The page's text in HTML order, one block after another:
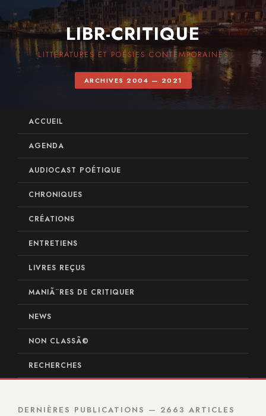
LIBR-CRITIQUE
LITTÉRATURES ET POÉSIES CONTEMPORAINES
ARCHIVES 2004 — 2021
ACCUEIL
AGENDA
AUDIOCAST POÉTIQUE
CHRONIQUES
CRÉATIONS
ENTRETIENS
LIVRES REÇUS
MANIÃ¨RES DE CRITIQUER
NEWS
NON CLASSÃ©
RECHERCHES
DERNIÈRES PUBLICATIONS — 2663 ARTICLES